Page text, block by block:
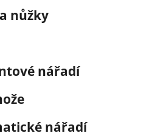
nůžky
nářadí
nářadí